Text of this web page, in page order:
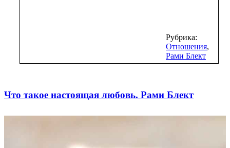
Рубрика:
Отношения,
Рами Блект
Что такое настоящая любовь. Рами Блект